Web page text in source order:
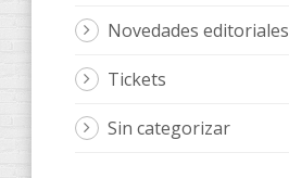
Novedades editoriales
Tickets
Sin categorizar